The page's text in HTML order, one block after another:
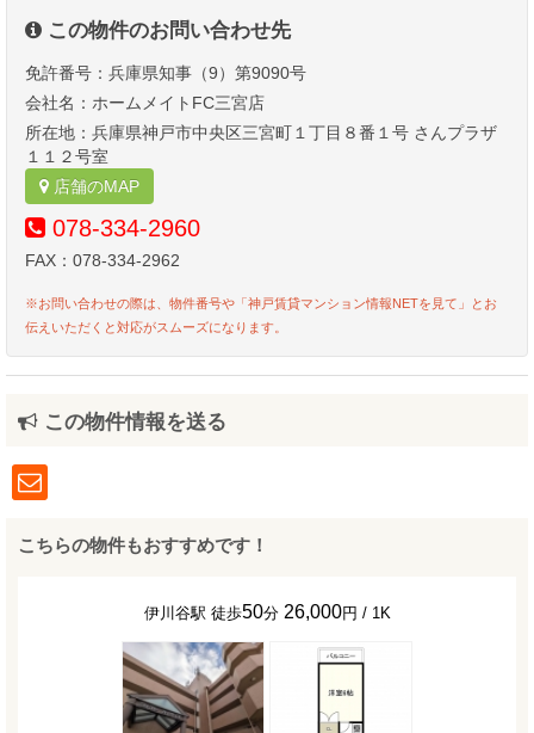
この物件のお問い合わせ先
免許番号：兵庫県知事（9）第9090号
会社名：ホームメイトFC三宮店
所在地：兵庫県神戸市中央区三宮町１丁目８番１号 さんプラザ
１１２号室
店舗のMAP
078-334-2960
FAX：078-334-2962
※お問い合わせの際は、物件番号や「神戸賃貸マンション情報NETを見て」とお
伝えいただくと対応がスムーズになります。
この物件情報を送る
こちらの物件もおすすめです！
伊川谷駅 徒歩50分 26,000円 / 1K